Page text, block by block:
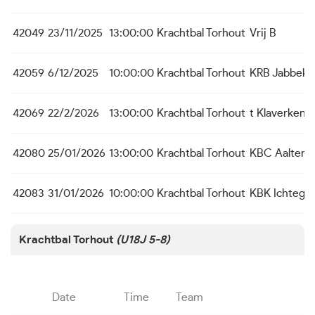
42049 23/11/2025 13:00:00 Krachtbal Torhout Vrij B
42059 6/12/2025 10:00:00 Krachtbal Torhout KRB Jabbeke
42069 22/2/2026 13:00:00 Krachtbal Torhout t Klaverken
42080 25/01/2026 13:00:00 Krachtbal Torhout KBC Aalter
42083 31/01/2026 10:00:00 Krachtbal Torhout KBK
Krachtbal Torhout (U18J 5-8)
Date Time Team